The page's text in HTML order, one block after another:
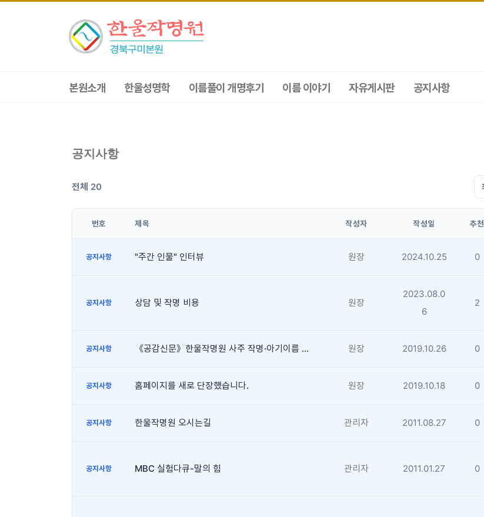
본원소개 한울성명학 이름풀이 개명후기 이름 이야기 자유게시판 공지사항
공지사항
전체 20
번호 제목 작성자 작성일 추천
공지사항 "주간 인물" 인터뷰 원장 2024.10.25 0
공지사항 상담 및 작명 비용 원장
2023.08.0
6
2
공지사항 《공감신문》한울작명원 사주 작명·아기이름 개명이름 잘짓는 작명소로 기사화 원장 2019.10.26 0
공지사항 홈페이지를 새로 단장했습니다. 원장 2019.10.18 0
공지사항 한울작명원 오시는길 관리자 2011.08.27 0
공지사항 MBC 실험다큐-말의 힘 관리자 2011.01.27 0